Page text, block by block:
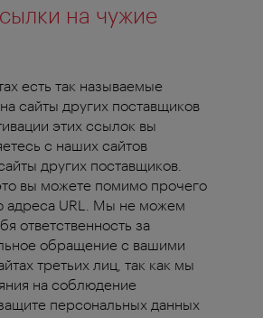
на чужие
есть так называемые
сайты других поставщиков
этих ссылок вы
с наших сайтов
других поставщиков.
вы можете помимо прочего
адреса URL. Мы не можем
ответственность за
обращение с вашими
третьих лиц, так как мы
на соблюдение
персональных данных